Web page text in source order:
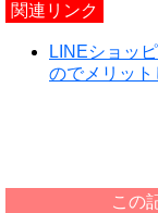
関連リンク
LINEショッ
のでメリッ
この